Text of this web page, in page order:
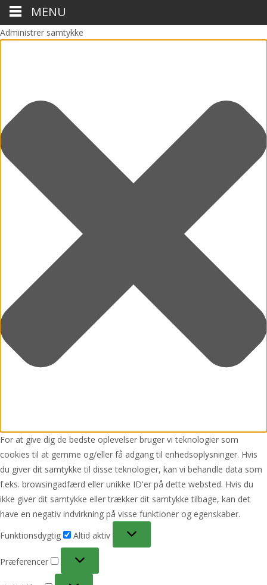
Administrer samtykke
For at give dig de bedste oplevelser bruger vi teknologier som
cookies til at gemme og/eller få adgang til enhedsoplysninger. Hvis
du giver dit samtykke til disse teknologier, kan vi behandle data som
f.eks. browsingadfærd eller unikke ID'er på dette websted. Hvis du
ikke giver dit samtykke eller trækker dit samtykke tilbage, kan det
have en negativ indvirkning på visse funktioner og egenskaber.
Funktionsdygtig
Altid aktiv
Præferencer
MENU